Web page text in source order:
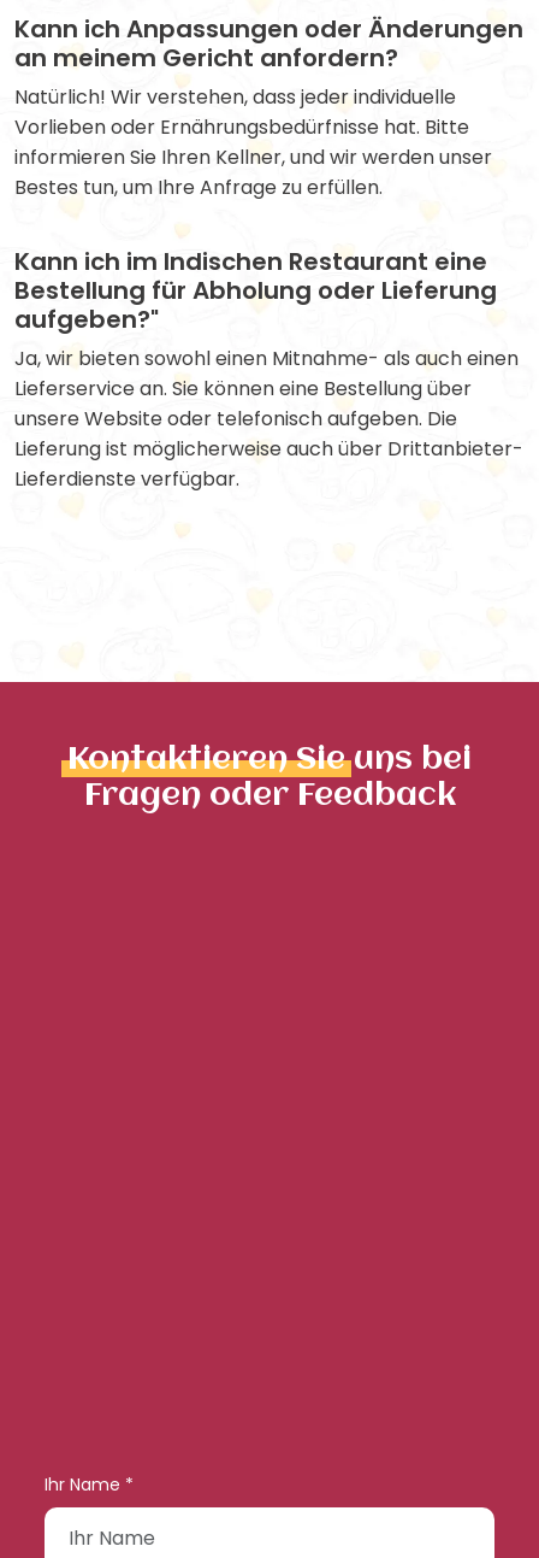
Kann ich Anpassungen oder Änderungen
an meinem Gericht anfordern?
Natürlich! Wir verstehen, dass jeder individuelle
Vorlieben oder Ernährungsbedürfnisse hat. Bitte
informieren Sie Ihren Kellner, und wir werden unser
Bestes tun, um Ihre Anfrage zu erfüllen.
Kann ich im Indischen Restaurant eine
Bestellung für Abholung oder Lieferung
aufgeben?"
Ja, wir bieten sowohl einen Mitnahme- als auch einen
Lieferservice an. Sie können eine Bestellung über
unsere Website oder telefonisch aufgeben. Die
Lieferung ist möglicherweise auch über Drittanbieter-
Lieferdienste verfügbar.
Kontaktieren Sieuns bei
Fragen oder Feedback
Ihr Name *